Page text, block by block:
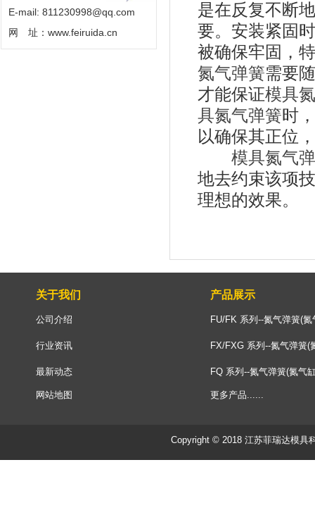
E-mail: 811230998@qq.com
网 址：www.feiruida.cn
是在反复不断
要。安装紧固
被确保牢固，
氮气弹簧需要
才能保证模具
具氮气弹簧时
以确保其正位
模具氮气
地去约束该项
理想的效果。
关于我们 产品展示
公司介绍 FU/FK 系列--氮气弹簧(氮
行业资讯 FX/FXG 系列--氮气弹簧(
最新动态 FQ 系列--氮气弹簧(氮气
网站地图 更多产品......
Copyright © 2018 江苏菲瑞达模具